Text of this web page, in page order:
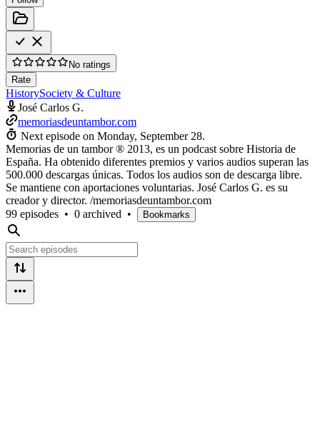
No ratings
Rate
HistorySociety & Culture
José Carlos G.
memoriasdeuntambor.com
Next episode on Monday, September 28.
Memorias de un tambor ® 2013, es un podcast sobre Historia de
España. Ha obtenido diferentes premios y varios audios superan las
500.000 descargas únicas. Todos los audios son de descarga libre.
Se mantiene con aportaciones voluntarias. José Carlos G. es su
creador y director. /memoriasdeuntambor.com
99 episodes • 0 archived • Bookmarks